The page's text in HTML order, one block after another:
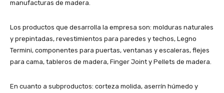
manufacturas de madera.
Los productos que desarrolla la empresa son: molduras naturales
y prepintadas, revestimientos para paredes y techos, Legno
Termini, componentes para puertas, ventanas y escaleras, flejes
para cama, tableros de madera, Finger Joint y Pellets de madera.
En cuanto a subproductos: corteza molida, aserrín húmedo y